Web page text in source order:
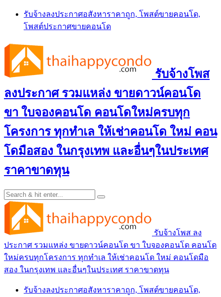
Skip
content
รับจ้างลงประกาศอสังหาราคาถูก, โพสต์ขายคอนโด,
โพสต์ประกาศขายคอนโด
รับจ้างโพส
ลงประกาศ รวมแหล่ง ขายดาวน์คอนโด
ขา ใบจองคอนโด คอนโดใหม่ครบทุก
โครงการ ทุกทำเล ให้เช่าคอนโด ใหม่ คอน
โดมือสอง ในกรุงเทพ และอื่นๆในประเทศ
ราคาขาดทุน
รับจ้างโพส ลง
ประกาศ รวมแหล่ง ขายดาวน์คอนโด ขา ใบจองคอนโด คอนโด
ใหม่ครบทุกโครงการ ทุกทำเล ให้เช่าคอนโด ใหม่ คอนโดมือ
สอง ในกรุงเทพ และอื่นๆในประเทศ ราคาขาดทุน
รับจ้างลงประกาศอสังหาราคาถูก, โพสต์ขายคอนโด,